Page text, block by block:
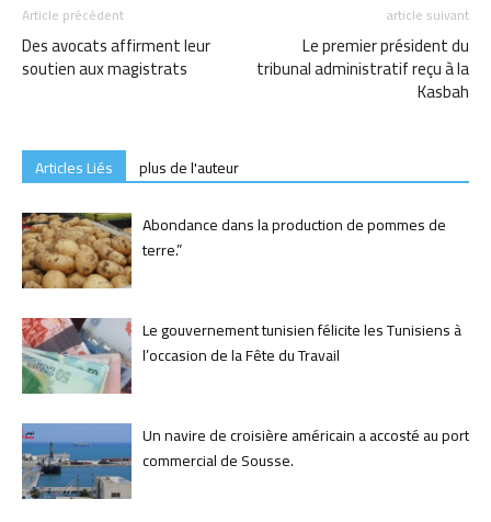
Article précédent
Des avocats affirment leur
soutien aux magistrats
article suivant
Le premier président du
tribunal administratif reçu à la
Kasbah
Articles Liés
plus de l'auteur
Abondance dans la production de pommes de
terre.”
Le gouvernement tunisien félicite les Tunisiens à
l’occasion de la Fête du Travail
Un navire de croisière américain a accosté au port
commercial de Sousse.